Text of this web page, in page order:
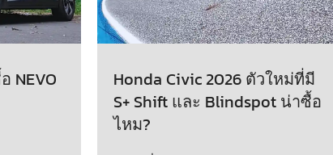
NEVO
Honda Civic 2026 ตัวใหม่ที่มี
S+ Shift และ Blindspot น่าซื้อ
ไหม?